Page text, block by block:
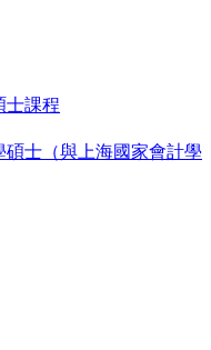
士課程
士（與上海國家會計學